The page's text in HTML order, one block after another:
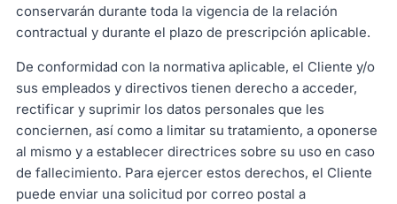
conservarán durante toda la vigencia de la relación
contractual y durante el plazo de prescripción aplicable.
De conformidad con la normativa aplicable, el Cliente y/o
sus empleados y directivos tienen derecho a acceder,
rectificar y suprimir los datos personales que les
conciernen, así como a limitar su tratamiento, a oponerse
al mismo y a establecer directrices sobre su uso en caso
de fallecimiento. Para ejercer estos derechos, el Cliente
puede enviar una solicitud por correo postal a